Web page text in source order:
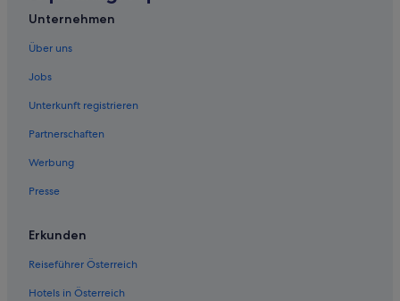
Unternehmen
Über uns
Jobs
Unterkunft registrieren
Partnerschaften
Werbung
Presse
Erkunden
Reiseführer Österreich
Hotels in Österreich